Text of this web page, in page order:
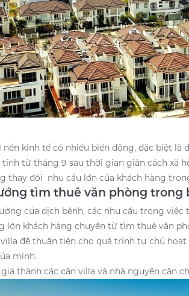
nền kinh tế có nhiều biến động, đặc biệt
tính từ tháng 9 sau thời gian giãn cách xã
thay đổi nhu cầu lớn của khách hàng
tìm thuê văn phòng
của dịch bệnh, các nhu cầu trong
lớn khách hàng chuyển từ tìm thuê văn
để thuận tiện cho quá trình tự chủ
mình.
giá thành các căn villa và nhà nguyên căn